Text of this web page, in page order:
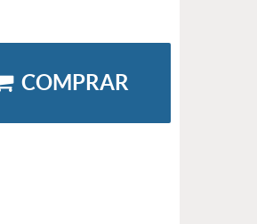
COMPRAR